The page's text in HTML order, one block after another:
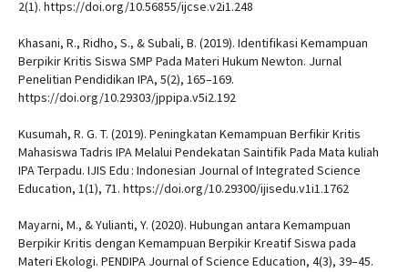
2(1). https://doi.org/10.56855/ijcse.v2i1.248
Khasani, R., Ridho, S., & Subali, B. (2019). Identifikasi Kemampuan
Berpikir Kritis Siswa SMP Pada Materi Hukum Newton. Jurnal
Penelitian Pendidikan IPA, 5(2), 165–169.
https://doi.org/10.29303/jppipa.v5i2.192
Kusumah, R. G. T. (2019). Peningkatan Kemampuan Berfikir Kritis
Mahasiswa Tadris IPA Melalui Pendekatan Saintifik Pada Mata kuliah
IPA Terpadu. IJIS Edu : Indonesian Journal of Integrated Science
Education, 1(1), 71. https://doi.org/10.29300/ijisedu.v1i1.1762
Mayarni, M., & Yulianti, Y. (2020). Hubungan antara Kemampuan
Berpikir Kritis dengan Kemampuan Berpikir Kreatif Siswa pada
Materi Ekologi. PENDIPA Journal of Science Education, 4(3), 39–45.